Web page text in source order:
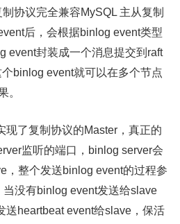
协议完全兼容MySQL 主从复制
后，会根据binlog event类型
event封装成一个消息提交到raft
binlog event就可以在多个节点
。
现了复制协议的Master，真正的
监听的端口，binlog server会
，整个发送binlog event的过程参
当没有binlog event发送给slave
送heartbeat event给slave，保活